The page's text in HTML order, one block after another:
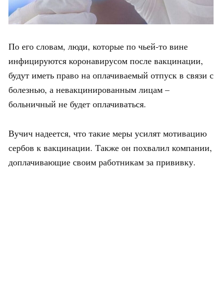
По его словам, люди, которые по чьей-то вине
инфицируются коронавирусом после вакцинации,
будут иметь право на оплачиваемый отпуск в связи с
болезнью, а невакцинированным лицам –
больничный не будет оплачиваться.
Вучич надеется, что такие меры усилят мотивацию
сербов к вакцинации. Также он похвалил компании,
доплачивающие своим работникам за прививку.